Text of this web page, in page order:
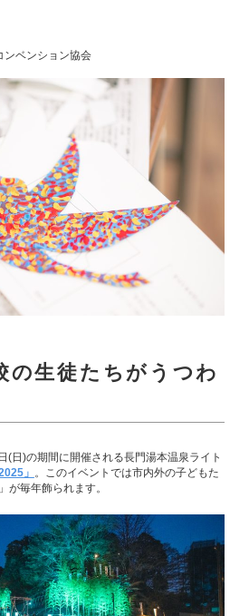
ンベンション協会
の生徒たちがうつわ
(日)の期間に開催される長門湯本温泉ライト
」 。このイベントでは市内外の子どもた
が毎年飾られます。